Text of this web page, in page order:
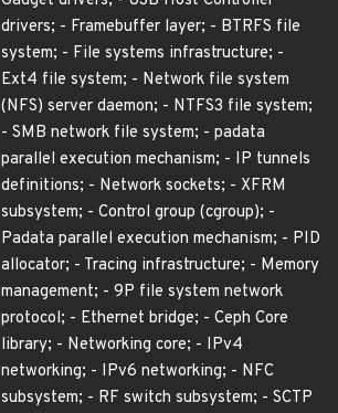
drivers; - Framebuffer layer; - BTRFS file
system; - File systems infrastructure; -
Ext4 file system; - Network file system
(NFS) server daemon; - NTFS3 file system;
- SMB network file system; - padata
parallel execution mechanism; - IP tunnels
definitions; - Network sockets; - XFRM
subsystem; - Control group (cgroup); -
Padata parallel execution mechanism; - PID
allocator; - Tracing infrastructure; - Memory
management; - 9P file system network
protocol; - Ethernet bridge; - Ceph Core
library; - Networking core; - IPv4
networking; - IPv6 networking; - NFC
subsystem; - RF switch subsystem; - SCTP